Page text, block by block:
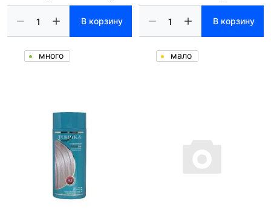
В корзину
много
В корзину
мало